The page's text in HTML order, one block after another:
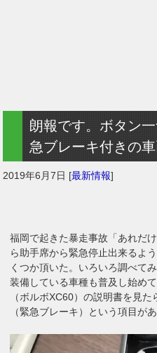
朗報です。ボタン
急ブレーキ付きの
2019年6月7日 [最新情報]
福岡で起きた暴走事故「あれだ
ら助手席から緊急停止出来るよ
くつか頂いた。いろいろ調べて
装備している車種も普及し始め
（ボルボXC60）の説明書を見
（緊急ブレーキ）という項目があ